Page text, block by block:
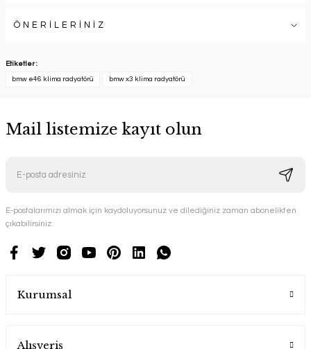
ÖNERİLERİNİZ
Etiketler :
bmw e46 klima radyatörü bmw x3 klima radyatörü
Mail listemize kayıt olun
E-postalarımızı almak için kaydoluyorsunuz ve dilediğiniz zaman abonelikten
çıkabilirsiniz.
Kurumsal
Alışveriş